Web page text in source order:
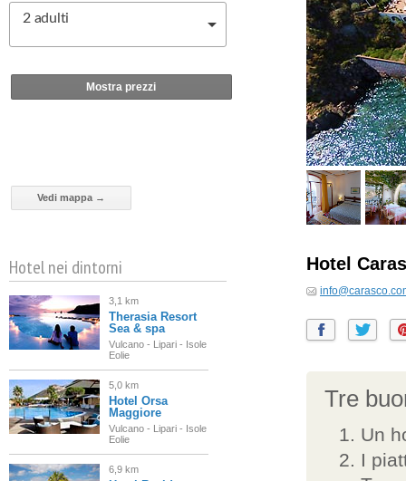
Hotel
Tre
Un
I
2 adulti
Mostra prezzi
Vedi mappa →
Hotel nei dintorni
3,1 km
Therasia Resort
Sea & spa
Vulcano - Lipari - Isole
Eolie
5,0 km
Hotel Orsa
Maggiore
Vulcano - Lipari - Isole
Eolie
6,9 km